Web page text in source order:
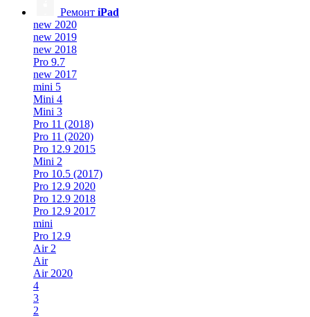
Ремонт iPad
new 2020
new 2019
new 2018
Pro 9.7
new 2017
mini 5
Mini 4
Mini 3
Pro 11 (2018)
Pro 11 (2020)
Pro 12.9 2015
Mini 2
Pro 10.5 (2017)
Pro 12.9 2020
Pro 12.9 2018
Pro 12.9 2017
mini
Pro 12.9
Air 2
Air
Air 2020
4
3
2